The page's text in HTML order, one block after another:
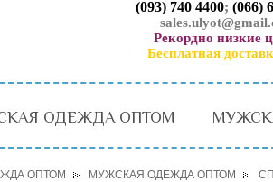
(093) 740 4400; (066)
Рекордно низкие
Бесплатная
ОДЕЖДА ОПТОМ
ОПТОМ МУЖСКАЯ ОДЕЖДА ОПТОМ